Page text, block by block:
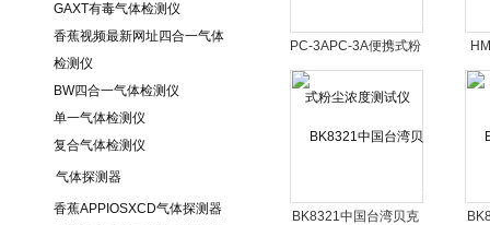
GAXT有毒气体检测仪
香蕉视频最新网址四合一气体
检测仪
BW四合一气体检测仪
单一气体检测仪
复合气体检测仪
气体探测器
香蕉APPIOSXCD气体探测器
PC-3APC-3A便携式粉
尘浓度测试仪
BK8321中国台湾贝克